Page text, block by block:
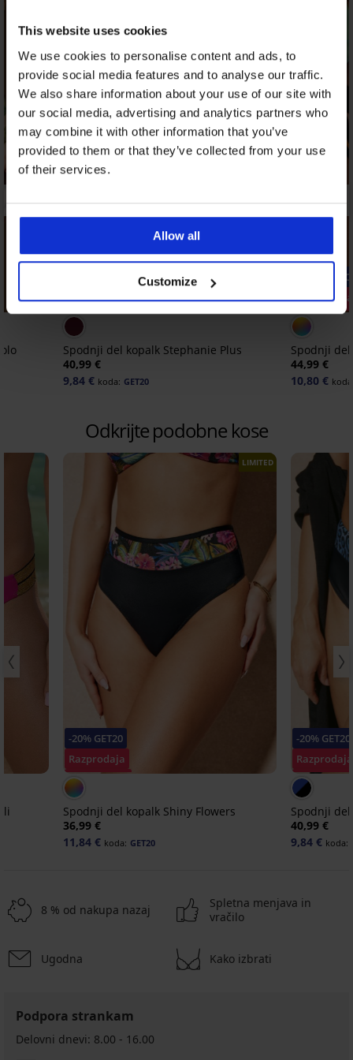
This website uses cookies
We use cookies to personalise content and ads, to
provide social media features and to analyse our traffic.
We also share information about your use of our site with
our social media, advertising and analytics partners who
may combine it with other information that you’ve
provided to them or that they’ve collected from your use
of their services.
Allow all
Customize
Razprodaja
Popust -70%
Spodnji del kopalk Stephanie Plus
40,99 €
9,84 € koda: GET20
-20% GET20
Razprodaja
Popust -
Spodnji
44,99 €
10,80 €
Odkrijte podobne kose
-20% GET20
Razprodaja
Popust -60%
LIMITED
Spodnji del kopalk Shiny Flowers
36,99 €
11,84 € koda: GET20
-20% GET20
Razprodaja
Popust -
Spodnji
40,99 €
9,84 € koda:
Razprodaja
PREMIUM
Razprodaja
-20 % GET20
Spodnji
del
Spodnji
del
Spodnji
del
Spodnji
del
8 % od nakupa nazaj
Spletna menjava in
vračilo
Ugodna Kako izbrati
Podpora strankam
Delovni dnevi: 8.00 - 16.00